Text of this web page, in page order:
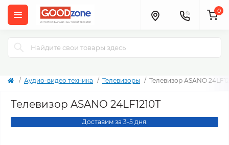
0
Аудио-видео техника Телевизоры Телевизор ASANO
Телевизор ASANO 24LF1210T
Доставим за 3-5 дня.